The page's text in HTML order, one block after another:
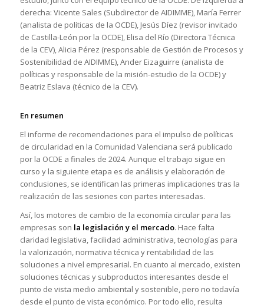
derecha: Vicente Sales (Subdirector de AIDIMME), María Ferrer
(analista de políticas de la OCDE), Jesús Díez (revisor invitado
de Castilla-León por la OCDE), Elisa del Río (Directora Técnica
de la CEV), Alicia Pérez (responsable de Gestión de Procesos y
Sostenibilidad de AIDIMME), Ander Eizaguirre (analista de
políticas y responsable de la misión-estudio de la OCDE) y
Beatriz Eslava (técnico de la CEV).
En resumen
El informe de recomendaciones para el impulso de políticas
de circularidad en la Comunidad Valenciana será publicado
por la OCDE a finales de 2024. Aunque el trabajo sigue en
curso y la siguiente etapa es de análisis y elaboración de
conclusiones, se identifican las primeras implicaciones tras la
realización de las sesiones con partes interesadas.
Así, los motores de cambio de la economía circular para las
empresas son la legislación y el mercado. Hace falta
claridad legislativa, facilidad administrativa, tecnologías para
la valorización, normativa técnica y rentabilidad de las
soluciones a nivel empresarial. En cuanto al mercado, existen
soluciones técnicas y subproductos interesantes desde el
punto de vista medio ambiental y sostenible, pero no todavía
desde el punto de vista económico. Por todo ello, resulta